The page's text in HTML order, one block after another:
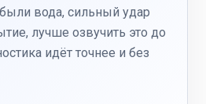
вода, сильный удар
лучше озвучить это до
идёт точнее и без